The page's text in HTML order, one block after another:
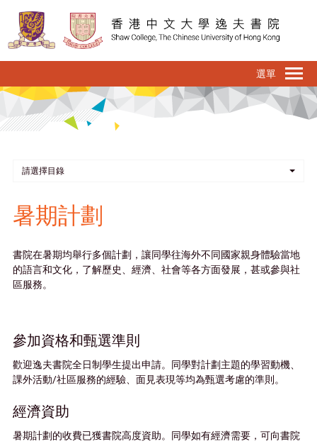
請選擇目錄
暑期計劃
書院在暑期均舉行多個計劃，讓同學往海外不同國家親身體驗當地
的語言和文化，了解歷史、經濟、社會等各方面發展，甚或參與社
區服務。
參加資格和甄選準則
歡迎逸夫書院全日制學生提出申請。同學對計劃主題的學習動機、
課外活動/社區服務的經驗、面見表現等均為甄選考慮的準則。
經濟資助
暑期計劃的收費已獲書院高度資助。同學如有經濟需要，可向書院